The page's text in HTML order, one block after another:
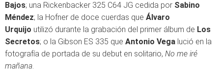
Bajos; una Rickenbacker 325 C64 JG cedida por Sabino
Méndez; la Hofner de doce cuerdas que Álvaro
Urquijo utilizó durante la grabación del primer álbum de Los
Secretos; o la Gibson ES 335 que Antonio Vega lució en la
fotografía de portada de su debut en solitario, No me iré
mañana.